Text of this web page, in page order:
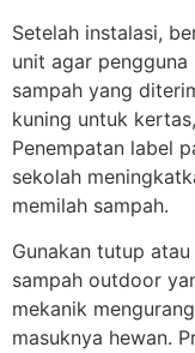
Setelah instalasi,
unit agar
sampah yang
kuning untuk
Penempatan label
sekolah
memilah sampah.
Gunakan tutup
sampah outdoor
mekanik
masuknya hewan.